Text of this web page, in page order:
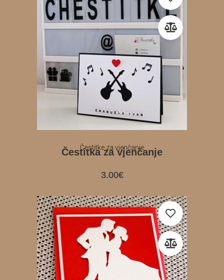
Čestitke za vjenčanje
Čestitka za vjenčanje
3.00€